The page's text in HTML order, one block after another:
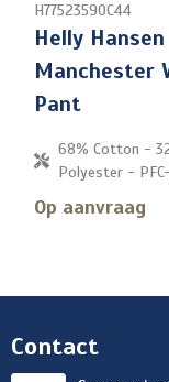
H77523590C44
Helly Hansen
Manchester
Pant
68% Cotton -
Polyester -
Op aanvraag
Contact